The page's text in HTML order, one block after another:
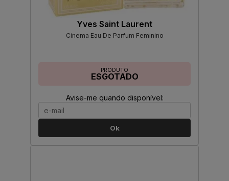
Yves Saint Laurent
Cinema Eau De Parfum Feminino
PRODUTO
ESGOTADO
Avise-me quando disponível:
Ok